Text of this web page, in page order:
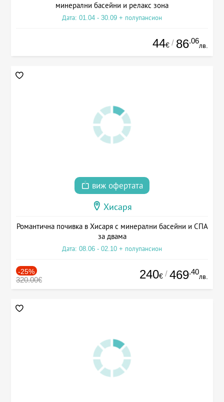
минерални басейни и релакс зона
Дата: 01.04 - 30.09 + полупансион
44€ / 86.06
лв.
виж офертата
Хисаря
Романтична почивка в Хисаря с минерални басейни и СПА
за двама
Дата: 08.06 - 02.10 + полупансион
-25%
320.00€ 240€ / 469.40
лв.